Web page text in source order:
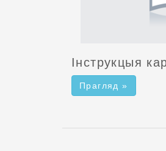
Інструкцыя
Прагляд »